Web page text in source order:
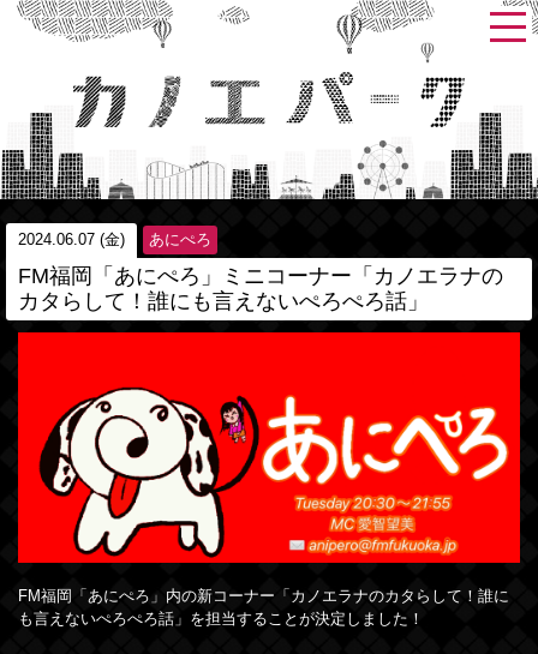
2024.06.07 (金) あにぺろ
FM福岡「あにぺろ」ミニコーナー「カノエラナの
カタらして！誰にも言えないぺろぺろ話」
FM福岡「あにぺろ」内の新コーナー「カノエラナのカタらして！誰に
も言えないぺろぺろ話」を担当することが決定しました！